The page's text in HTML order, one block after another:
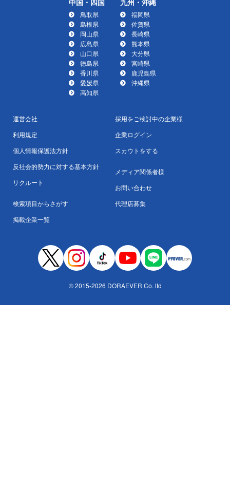
鳥取県
島根県
岡山県
広島県
山口県
徳島県
香川県
愛媛県
高知県
福岡県
佐賀県
長崎県
熊本県
大分県
宮崎県
鹿児島県
沖縄県
運営会社
利用規定
個人情報保護法方針
反社会的勢力に対する基本方針
リクルート
検索項目からさがす
掲載企業一覧
採用をご検討中の企業様
企業ログイン
スカウトをする
メディア関係者様
お問い合わせ
代理店募集
© 2015-2026 DORAEVER Co. ltd